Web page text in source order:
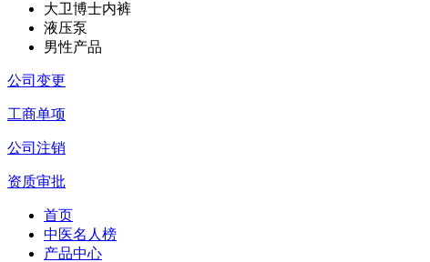
大卫博士内裤
液压泵
男性产品
公司变更
工商单项
公司注销
资质审批
首页
中医名人榜
产品中心